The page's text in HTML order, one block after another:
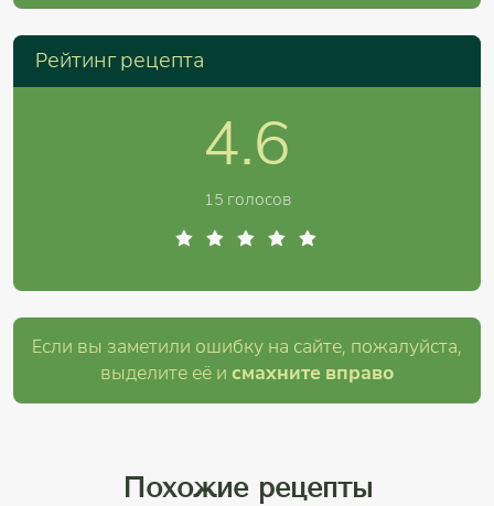
Рейтинг рецепта
4.6
15 голосов
Если вы заметили ошибку на сайте, пожалуйста,
выделите её и смахните вправо
Похожие рецепты